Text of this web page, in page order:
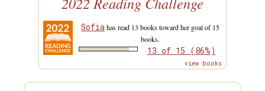
Sofia has read 13 books toward her goal of 15
books.
13 of 15 (86%)
view books